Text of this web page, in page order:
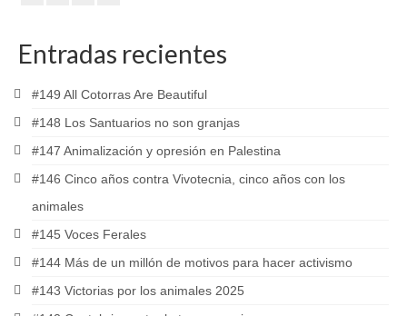
Entradas recientes
#149 All Cotorras Are Beautiful
#148 Los Santuarios no son granjas
#147 Animalización y opresión en Palestina
#146 Cinco años contra Vivotecnia, cinco años con los
animales
#145 Voces Ferales
#144 Más de un millón de motivos para hacer activismo
#143 Victorias por los animales 2025